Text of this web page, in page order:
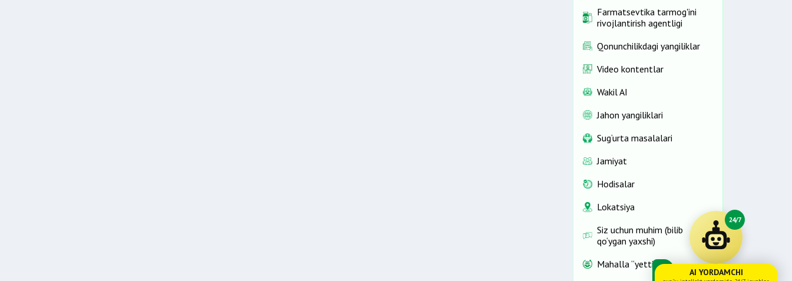
Farmatsevtika tarmog'ini
rivojlantirish agentligi
Qonunchilikdagi yangiliklar
Video kontentlar
Wakil AI
Jahon yangiliklari
Sug‘urta masalalari
Jamiyat
Hodisalar
Lokatsiya
Siz uchun muhim (bilib
qo‘ygan yaxshi)
Mahalla “yettiligi”
24/7
AI YORDAMCHI